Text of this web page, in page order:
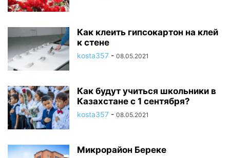
Как клеить гипсокартон на клей
к стене
kosta357 - 08.05.2021
Как будут учиться школьники в
Казахстане с 1 сентября?
kosta357 - 08.05.2021
Микрорайон Береке